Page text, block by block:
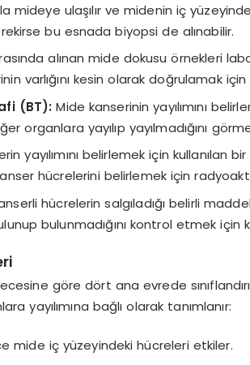
mideye ulaşılır ve midenin iç
bu esnada biyopsi de alınabilir.
alınan mide dokusu örnekleri
varlığını kesin olarak doğrulamak için
(BT): Mide kanserinin yayılımını
organlara yayılıp yayılmadığını
yayılımını belirlemek için kullanılan
hücrelerini belirlemek için
hücrelerin salgıladığı belirli
bulunmadığını kontrol etmek için
göre dört ana evrede
yayılımına bağlı olarak tanımlanır:
mide iç yüzeyindeki hücreleri etkiler.